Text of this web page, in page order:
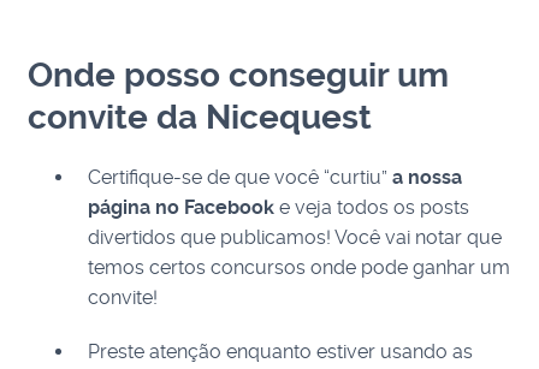
Onde posso conseguir um
convite da Nicequest
Certifique-se de que você “curtiu”a nossa
página no Facebook e veja todos os posts
divertidos que publicamos! Você vai notar que
temos certos concursos onde pode ganhar um
convite!
Preste atenção enquanto estiver usando as